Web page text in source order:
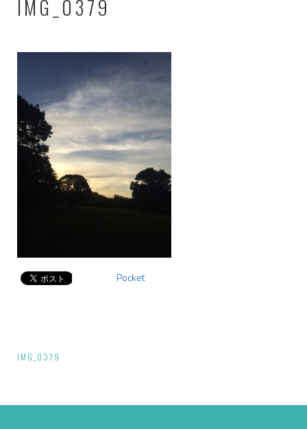
IMG_0379
Pocket
投
ナ
IMG_0379